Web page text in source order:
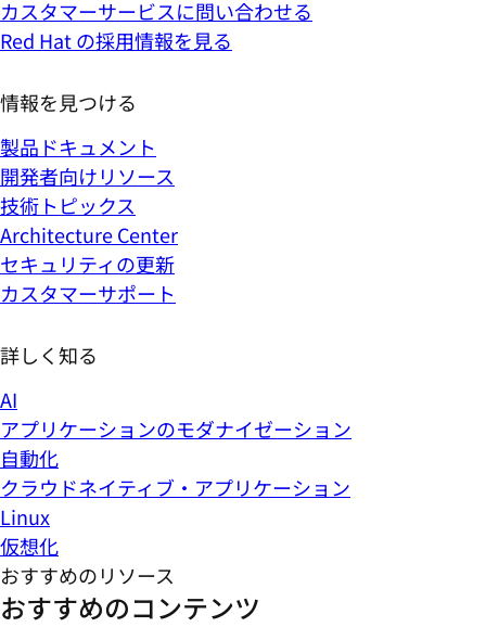
カスタマーサービスに問い合わせる
Red Hat の採用情報を見る
情報を見つける
製品ドキュメント
開発者向けリソース
技術トピックス
Architecture Center
セキュリティの更新
カスタマーサポート
詳しく知る
AI
アプリケーションのモダナイゼーション
自動化
クラウドネイティブ・アプリケーション
Linux
仮想化
おすすめのリソース
おすすめのコンテンツ